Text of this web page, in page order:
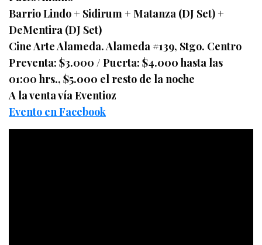
Barrio Lindo + Sidirum + Matanza (DJ Set) +
DeMentira (DJ Set)
Cine Arte Alameda. Alameda #139, Stgo. Centro
Preventa: $3.000 / Puerta: $4.000 hasta las
01:00 hrs., $5.000 el resto de la noche
A la venta vía Eventioz
Evento en Facebook